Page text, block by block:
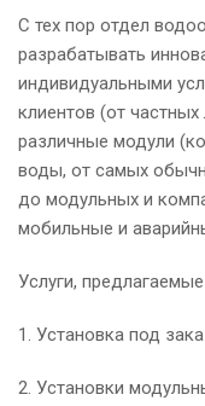
С тех пор отдел
разрабатывать
индивидуальными
клиентов (от
различные модули
воды, от самых
до модульных и
мобильные и
Услуги, предлагаемые
1. Установка под
2. Установки